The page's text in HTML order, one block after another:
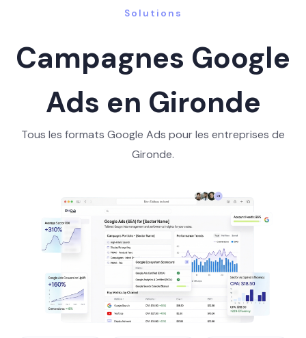
Solutions
Campagnes Google
Ads en Gironde
Tous les formats Google Ads pour les entreprises de
Gironde.